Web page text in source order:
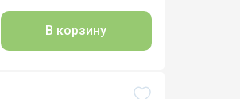
В корзину